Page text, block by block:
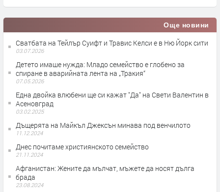
Още новини
Сватбата на Тейлър Суифт и Травис Келси е в Ню Йорк сити
03.07.2026
Детето имаше нужда: Младо семейство е глобено за
спиране в аварийната лента на „Тракия“
07.05.2026
Една двойка влюбени ще си кажат "Да" на Свети Валентин в
Асеновград
03.02.2025
Дъщерята на Майкъл Джексън минава под венчилото
11.12.2024
Днес почитаме християнското семейство
21.11.2024
Афганистан: Жените да мълчат, мъжете да носят дълга
брада
23.08.2024